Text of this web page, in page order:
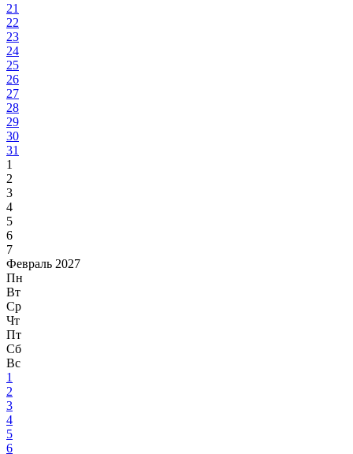
21
22
23
24
25
26
27
28
29
30
31
1
2
3
4
5
6
7
Февраль 2027
Пн
Вт
Ср
Чт
Пт
Сб
Вс
1
2
3
4
5
6